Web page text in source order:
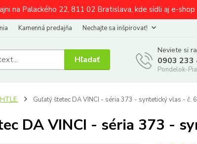
na Palackého 22, 811 02 Bratislava, kde sídli aj e-
Kamenná predajňa Nechajte sa inšpirovať!
Hľadať
Neviete si
0903 233
Pondelok-
Guľatý štetec DA VINCI - séria 373 - syntetický vlas - č. 6
DA VINCI - séria 373 -